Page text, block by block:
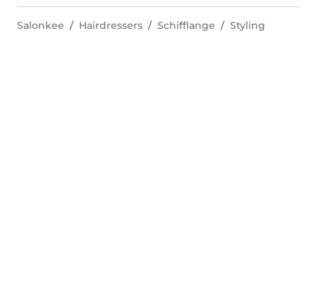
Salonkee Hairdressers Schifflange Styling